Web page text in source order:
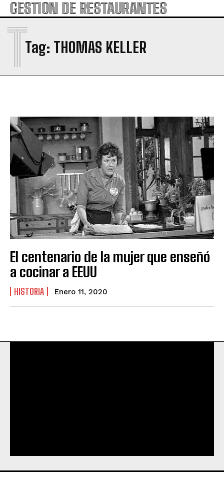
GESTION DE RESTAURANTES
Tag: THOMAS KELLER
T
El centenario de la mujer que enseñó
a cocinar a EEUU
HISTORIA Enero 11, 2020